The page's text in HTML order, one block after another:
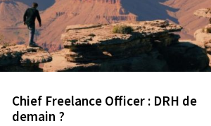
Chief Freelance Officer : DRH de
demain ?